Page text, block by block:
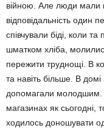
війною. Але люди мали
відповідальність один
співчували біді, коли
шматком хліба,
пере­жити труднощі. В
та навіть більше. В
допомагали мо­лодшим.
магазинах як
ходилось доношувати